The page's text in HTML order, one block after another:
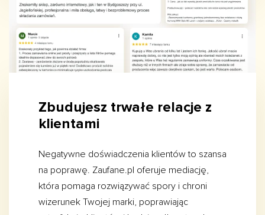
Zbudujesz trwałe relacje z
klientami
Negatywne doświadczenia klientów to szansa
na poprawę. Zaufane.pl oferuje mediację,
która pomaga rozwiązywać spory i chroni
wizerunek Twojej marki, poprawiając